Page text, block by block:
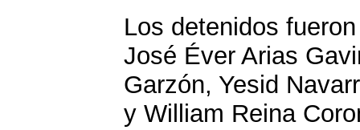
Los detenidos
José Éver Arias
Garzón, Yesid
y William Reina